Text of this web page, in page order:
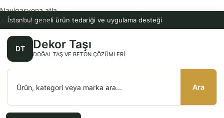
İstanbul geneli ürün tedariği ve uygulama desteği
DT Dekor Taşı
DOĞAL TAŞ VE BETON ÇÖZÜMLERI
Ara
Navigasyona atla
Ana içeriğe atla